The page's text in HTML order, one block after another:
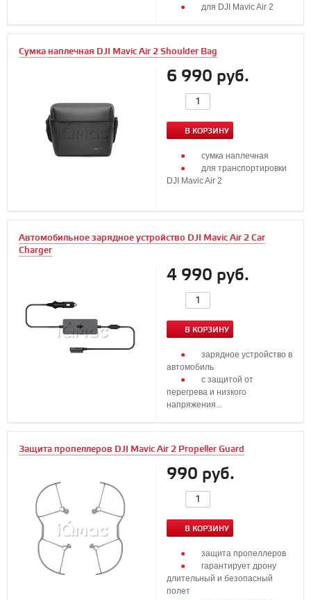
для DJI Mavic Air 2
Сумка наплечная DJI Mavic Air 2 Shoulder Bag
6 990 руб.
В КОРЗИНУ
сумка наплечная
для транспортировки
DJI Mavic Air 2
Автомобильное зарядное устройство DJI Mavic Air 2 Car
Charger
4 990 руб.
В КОРЗИНУ
зарядное устройство в
автомобиль
с защитой от
перегрева и низкого
напряжения...
Защита пропеллеров DJI Mavic Air 2 Propeller Guard
990 руб.
В КОРЗИНУ
защита пропеллеров
гарантирует дрону
длительный и безопасный
полет